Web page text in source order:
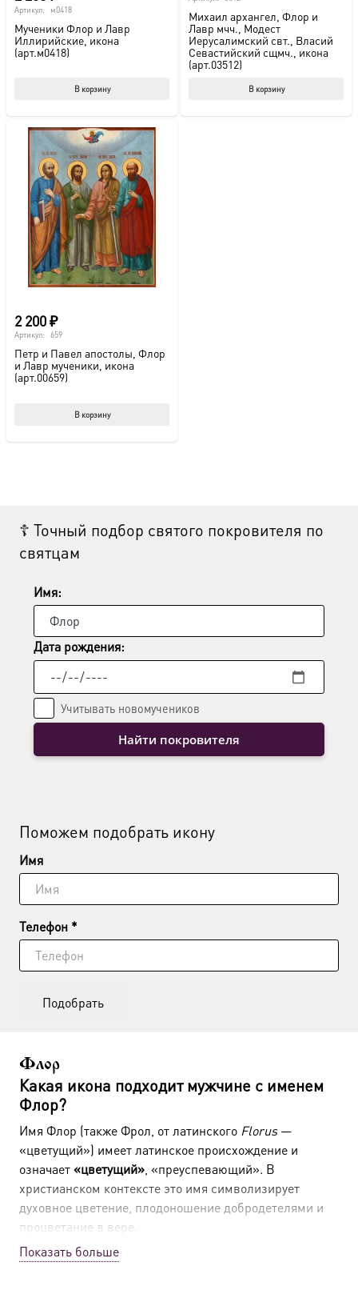
Артикул: м0418
Мученики Флор и Лавр
Иллирийские, икона
(арт.м0418)
В корзину
Михаил архангел, Флор и
Лавр мчч., Модест
Иерусалимский свт., Власий
Севастийский сщмч., икона
(арт.03512)
В корзину
2 200₽
Артикул: 659
Петр и Павел апостолы, Флор
и Лавр мученики, икона
(арт.00659)
В корзину
☦ Точный подбор святого покровителя по
святцам
Имя:
Дата рождения:
Учитывать новомучеников
Найти покровителя
Поможем подобрать икону
Имя
Телефон *
Подобрать
Флор
Какая икона подходит мужчине с именем
Флор?
Имя Флор (также Фрол, от латинского Florus—
«цветущий») имеет латинское происхождение и
означает«цветущий», «преуспевающий». В
христианском контексте это имя символизирует
духовное цветение, плодоношение добродетелями и
процветание в вере.
Как выбрать икону для Флора на крещение по
Показать больше